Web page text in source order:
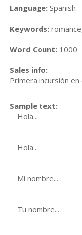
Language: Spanish
Keywords:
Word Count: 1000
Sales info:
Primera incursión en
Sample text:
―Hola...
―Hola...
―Mi nombre...
―Tu nombre...